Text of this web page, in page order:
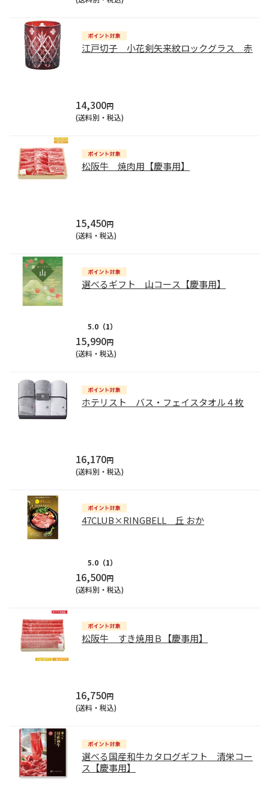
江戸切子 小花剣矢来紋ロックグラス 赤
14,300円
(送料別・税込)
松阪牛 焼肉用【慶事用】
15,450円
(送料・税込)
選べるギフト 山コース【慶事用】
5.0 （1）
15,990円
(送料・税込)
ホテリスト バス・フェイスタオル４枚
16,170円
(送料別・税込)
47CLUB×RINGBELL 丘 おか
5.0 （1）
16,500円
(送料別・税込)
松阪牛 すき焼用Ｂ【慶事用】
16,750円
(送料・税込)
選べる国産和牛カタログギフト 清栄コー
ス【慶事用】